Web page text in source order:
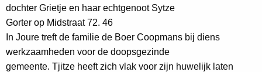
dochter Grietje en haar echtgenoot Sytze
Gorter op Midstraat 72. 46
In Joure treft de familie de Boer Coopmans bij diens
werkzaamheden voor de doopsgezinde
gemeente. Tjitze heeft zich vlak voor zijn huwelijk laten